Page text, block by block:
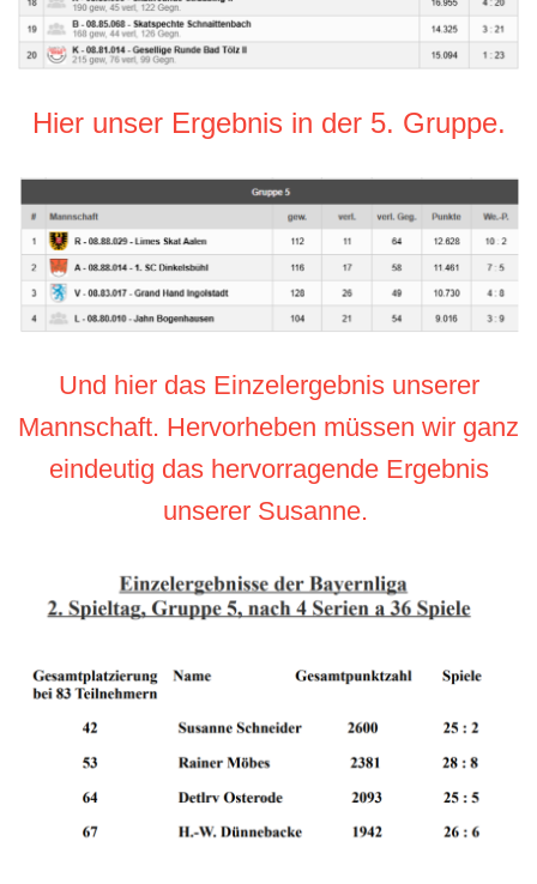
Hier unser Ergebnis in der 5. Gruppe.
Und hier das Einzelergebnis unserer
Mannschaft. Hervorheben müssen wir ganz
eindeutig das hervorragende Ergebnis
unserer Susanne.